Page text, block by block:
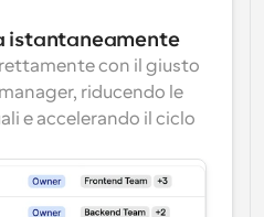
istantaneamente
con il giusto
riducendo le
e accelerando il ciclo